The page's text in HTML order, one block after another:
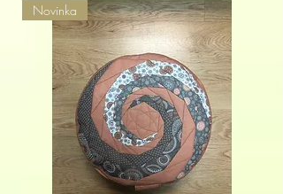
Novinka